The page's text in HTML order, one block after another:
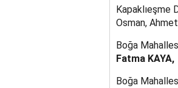
Kapaklıeşme
Osman, Ahmet
Boğa
Fatma KAYA,
Boğa